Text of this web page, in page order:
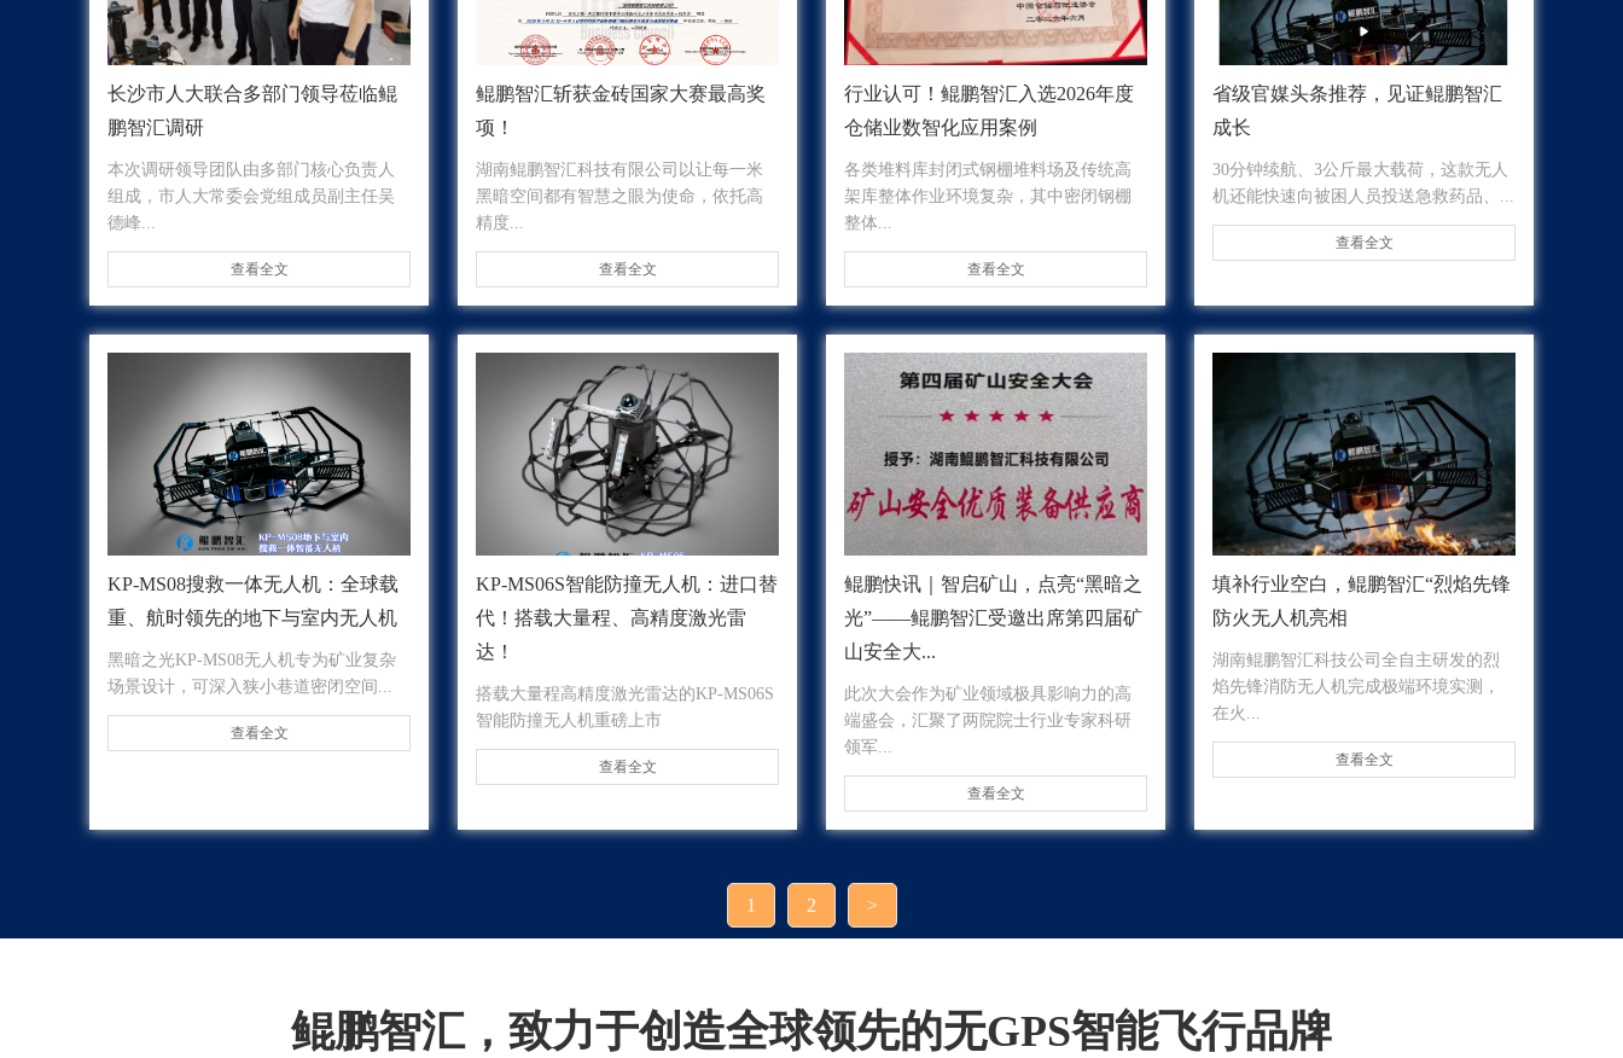
长沙市人大联合多部门领导莅临鲲
鹏智汇调研
本次调研领导团队由多部门核心负责人
组成，市人大常委会党组成员副主任吴
德峰...
查看全文
鲲鹏智汇斩获金砖国家大赛最高奖
项！
湖南鲲鹏智汇科技有限公司以让每一米
黑暗空间都有智慧之眼为使命，依托高
精度...
查看全文
行业认可！鲲鹏智汇入选2026年度
仓储业数智化应用案例
各类堆料库封闭式钢棚堆料场及传统高
架库整体作业环境复杂，其中密闭钢棚
整体...
查看全文
省级官媒头条推荐，见证鲲鹏智汇
成长
30分钟续航、3公斤最大载荷，这款无人
机还能快速向被困人员投送急救药品、...
查看全文
KP-MS08搜救一体无人机：全球载
重、航时领先的地下与室内无人机
黑暗之光KP-MS08无人机专为矿业复杂
场景设计，可深入狭小巷道密闭空间...
查看全文
KP-MS06S智能防撞无人机：进口替
代！搭载大量程、高精度激光雷
达！
搭载大量程高精度激光雷达的KP-MS06S
智能防撞无人机重磅上市
查看全文
鲲鹏快讯｜智启矿山，点亮“黑暗之
光”——鲲鹏智汇受邀出席第四届矿
山安全大...
此次大会作为矿业领域极具影响力的高
端盛会，汇聚了两院院士行业专家科研
领军...
查看全文
填补行业空白，鲲鹏智汇“烈焰先锋
防火无人机亮相
湖南鲲鹏智汇科技公司全自主研发的烈
焰先锋消防无人机完成极端环境实测，
在火...
查看全文
1 2 >
鲲鹏智汇，致力于创造全球领先的无GPS智能飞行品牌